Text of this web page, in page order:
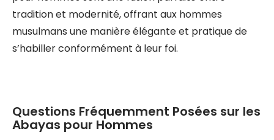
tradition et modernité, offrant aux hommes
musulmans une manière élégante et pratique de
s’habiller conformément à leur foi.
Questions Fréquemment Posées sur les
Abayas pour Hommes